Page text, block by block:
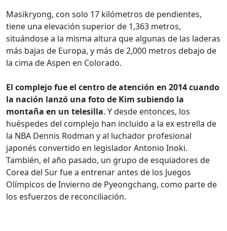
Masikryong, con solo 17 kilómetros de pendientes,
tiene una elevación superior de 1,363 metros,
situándose a la misma altura que algunas de las laderas
más bajas de Europa, y más de 2,000 metros debajo de
la cima de Aspen en Colorado.
El complejo fue el centro de atención en 2014 cuando
la nación lanzó una foto de Kim subiendo la
montaña en un telesilla. Y desde entonces, los
huéspedes del complejo han incluido a la ex estrella de
la NBA Dennis Rodman y al luchador profesional
japonés convertido en legislador Antonio Inoki.
También, el año pasado, un grupo de esquiadores de
Corea del Sur fue a entrenar antes de los Juegos
Olímpicos de Invierno de Pyeongchang, como parte de
los esfuerzos de reconciliación.